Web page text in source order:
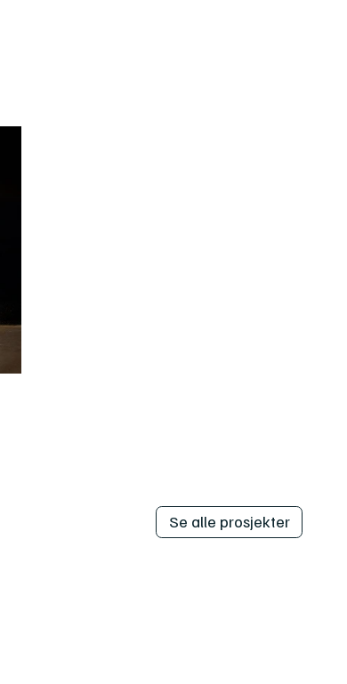
Se alle prosjekter